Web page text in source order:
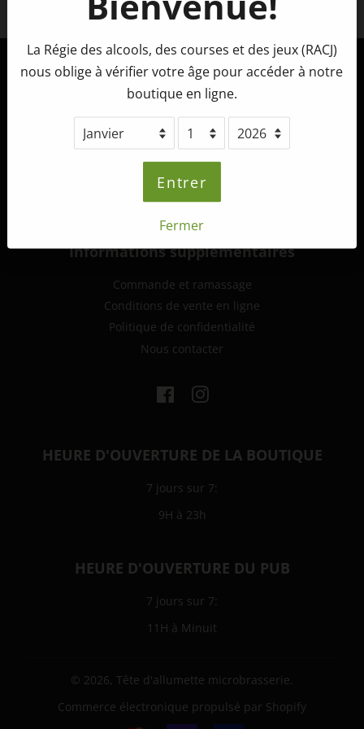
Facebook
Tête d'Allumette Microbrasserie
265, route 132 ouest,
St-André-de-Kamouraska (Québec)
Informations supplémentaires
Commande et ramassage
Conditions de vente en ligne
Politique de confidentialité
Nous contacter
Facebook
HEURE D'OUVERTURE DE LA BOUTIQUE
7 jours sur 7:
9H à 23h
HEURE D'OUVERTURE DU PUB
7 jours sur 7:
11H à Minuit
© 2026, Tête d'allumette microbrasserie.
Commerce électronique propulsé par Shopify
La Régie des alcools, des courses et des jeux (RACJ)
nous oblige à vérifier votre âge pour accéder à notre
boutique en ligne.
Entrer
Fermer